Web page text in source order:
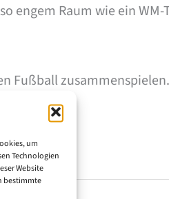
um
Technologien
Website
bestimmte
engem Raum wie ein
Fußball zusammenspielen.